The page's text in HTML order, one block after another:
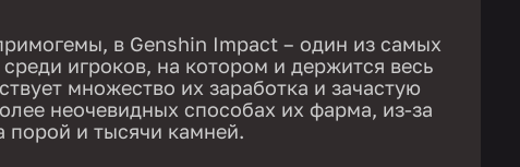
в Genshin Impact – один из самых
игроков, на котором и держится весь
множество их заработка и зачастую
неочевидных способах их фарма, из-за
порой и тысячи камней.